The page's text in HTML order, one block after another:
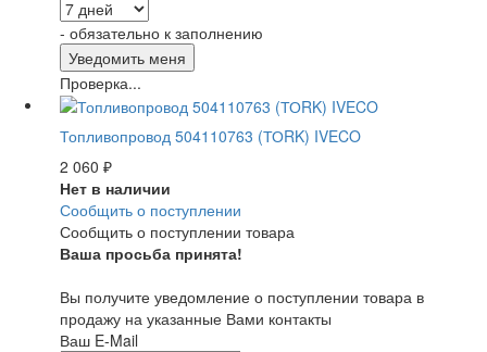
- обязательно к заполнению
Проверка...
Топливопровод 504110763 (ТОRK) IVECO
2 060 ₽
Нет в наличии
Сообщить о поступлении
Сообщить о поступлении товара
Ваша просьба принята!
Вы получите уведомление о поступлении товара в
продажу на указанные Вами контакты
Ваш E-Mail